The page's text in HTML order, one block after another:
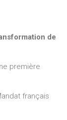
de
première
français